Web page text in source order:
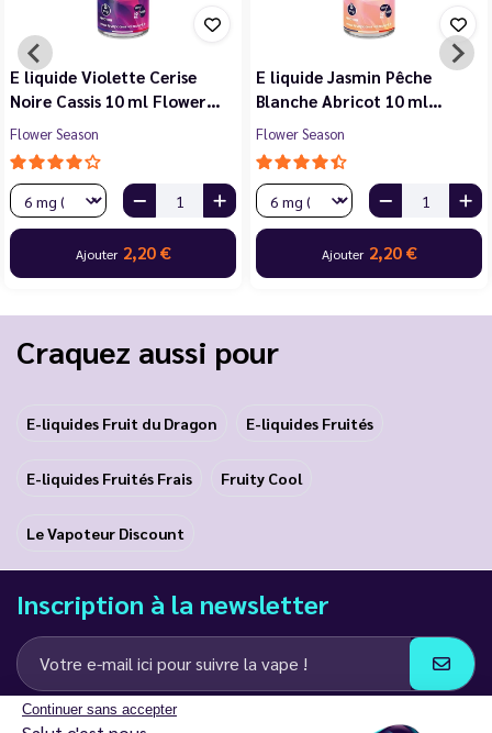
Continuer sans accepter
E liquide Violette Cerise
Noire Cassis 10 ml Flower…
Flower Season
Ajouter 2,20 €
E liquide Jasmin Pêche
Blanche Abricot 10 ml…
Flower Season
Ajouter 2,20 €
Craquez aussi pour
E-liquides Fruit du Dragon E-liquides Fruités
E-liquides Fruités Frais Fruity Cool
Le Vapoteur Discount
Inscription à la newsletter
J’accepte de recevoir des communications e-mail et SMS de la part de